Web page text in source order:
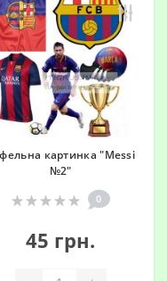
картинка "Messi
№2"
0
45 грн.